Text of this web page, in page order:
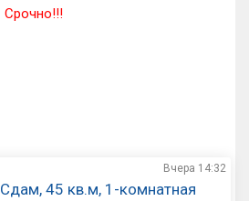
Срочно!!!
Сдам, 45 кв.м, 1-комнатная
Вчера 14:32